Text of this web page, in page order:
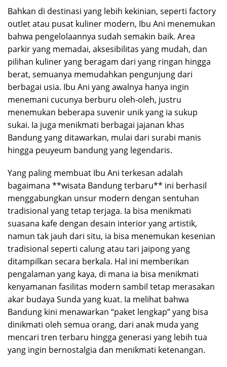
Bahkan di destinasi yang lebih kekinian, seperti factory
outlet atau pusat kuliner modern, Ibu Ani menemukan
bahwa pengelolaannya sudah semakin baik. Area
parkir yang memadai, aksesibilitas yang mudah, dan
pilihan kuliner yang beragam dari yang ringan hingga
berat, semuanya memudahkan pengunjung dari
berbagai usia. Ibu Ani yang awalnya hanya ingin
menemani cucunya berburu oleh-oleh, justru
menemukan beberapa suvenir unik yang ia sukup
sukai. Ia juga menikmati berbagai jajanan khas
Bandung yang ditawarkan, mulai dari surabi manis
hingga peuyeum bandung yang legendaris.
Yang paling membuat Ibu Ani terkesan adalah
bagaimana **wisata Bandung terbaru** ini berhasil
menggabungkan unsur modern dengan sentuhan
tradisional yang tetap terjaga. Ia bisa menikmati
suasana kafe dengan desain interior yang artistik,
namun tak jauh dari situ, ia bisa menemukan kesenian
tradisional seperti calung atau tari jaipong yang
ditampilkan secara berkala. Hal ini memberikan
pengalaman yang kaya, di mana ia bisa menikmati
kenyamanan fasilitas modern sambil tetap merasakan
akar budaya Sunda yang kuat. Ia melihat bahwa
Bandung kini menawarkan “paket lengkap” yang bisa
dinikmati oleh semua orang, dari anak muda yang
mencari tren terbaru hingga generasi yang lebih tua
yang ingin bernostalgia dan menikmati ketenangan.